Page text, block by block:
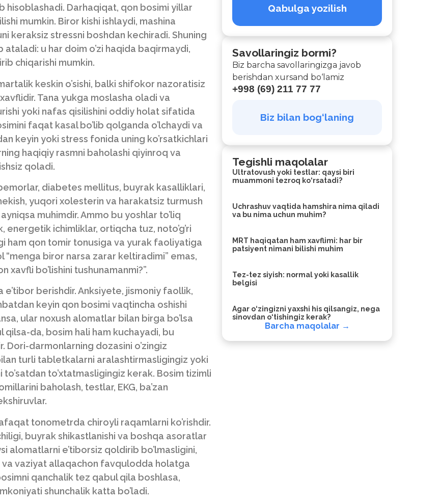
hisoblashadi. Darhaqiqat, qon bosimi yillar
mumkin. Biror kishi ishlaydi, mashina
keraksiz stressni boshdan kechiradi. Shuning
u har doim o’zi haqida baqirmaydi,
chiqarishi mumkin.
keskin o’sishi, balki shifokor nazoratisiz
Tana yukga moslasha oladi va
yoki nafas qisilishini oddiy holat sifatida
faqat kasal bo’lib qolganda o’lchaydi va
keyin yoki stress fonida uning ko’rsatkichlari
haqiqiy rasmni baholashi qiyinroq va
qoladi.
diabetes mellitus, buyrak kasalliklari,
yuqori xolesterin va harakatsiz turmush
muhimdir. Ammo bu yoshlar to’liq
ichimliklar, ortiqcha tuz, noto’g’ri
ham qon tomir tonusiga va yurak faoliyatiga
“menga biror narsa zarar keltiradimi” emas,
xavfli bo’lishini tushunamanmi?”.
berishdir. Anksiyete, jismoniy faollik,
keyin qon bosimi vaqtincha oshishi
ular noxush alomatlar bilan birga bo’lsa
da, bosim hali ham kuchayadi, bu
Dori-darmonlarning dozasini o’zingiz
turli tabletkalarni aralashtirmasligingiz yoki
to’xtatmasligingiz kerak. Bosim tizimli
baholash, testlar, EKG, ba’zan
tonometrda chiroyli raqamlarni ko’rishdir.
buyrak shikastlanishi va boshqa asoratlar
alomatlarni e’tiborsiz qoldirib bo’lmasligini,
vaziyat allaqachon favqulodda holatga
qanchalik tez qabul qila boshlasa,
shunchalik katta bo’ladi.
Qabulga yozilish
Savollaringiz bormi?
Biz barcha savollaringizga javob
berishdan xursand bo‘lamiz
+998 (69) 211 77 77
Biz bilan bog‘laning
Tegishli maqolalar
Ultratovush yoki testlar: qaysi biri
muammoni tezroq ko‘rsatadi?
Uchrashuv vaqtida hamshira nima qiladi
va bu nima uchun muhim?
MRT haqiqatan ham xavflimi: har bir
patsiyent nimani bilishi muhim
Tez-tez siyish: normal yoki kasallik
belgisi
Agar o‘zingizni yaxshi his qilsangiz, nega
sinovdan o‘tishingiz kerak?
Barcha maqolalar →